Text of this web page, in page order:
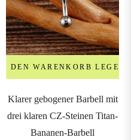
IN DEN WARENKORB LEGEN
Klarer gebogener Barbell mit
drei klaren CZ-Steinen Titan-
Bananen-Barbell